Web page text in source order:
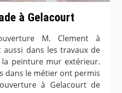
à Gelacourt
M. Clement à
dans les travaux de
peinture mur extérieur.
dans le métier ont permis
à Gelacourt de